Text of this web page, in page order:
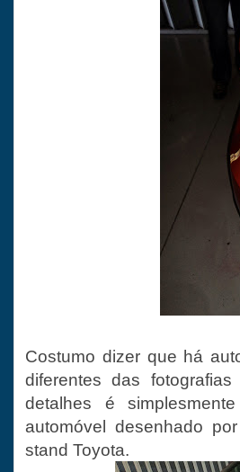
Costumo dizer que há
diferentes das
detalhes é
automóvel desenhado
stand Toyota.